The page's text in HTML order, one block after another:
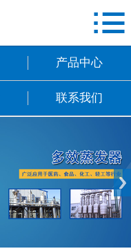
公司业绩
联系我们

产品中心
联系我们